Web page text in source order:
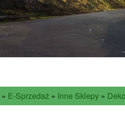
» E-Sprzedaż » Inne Sklepy »